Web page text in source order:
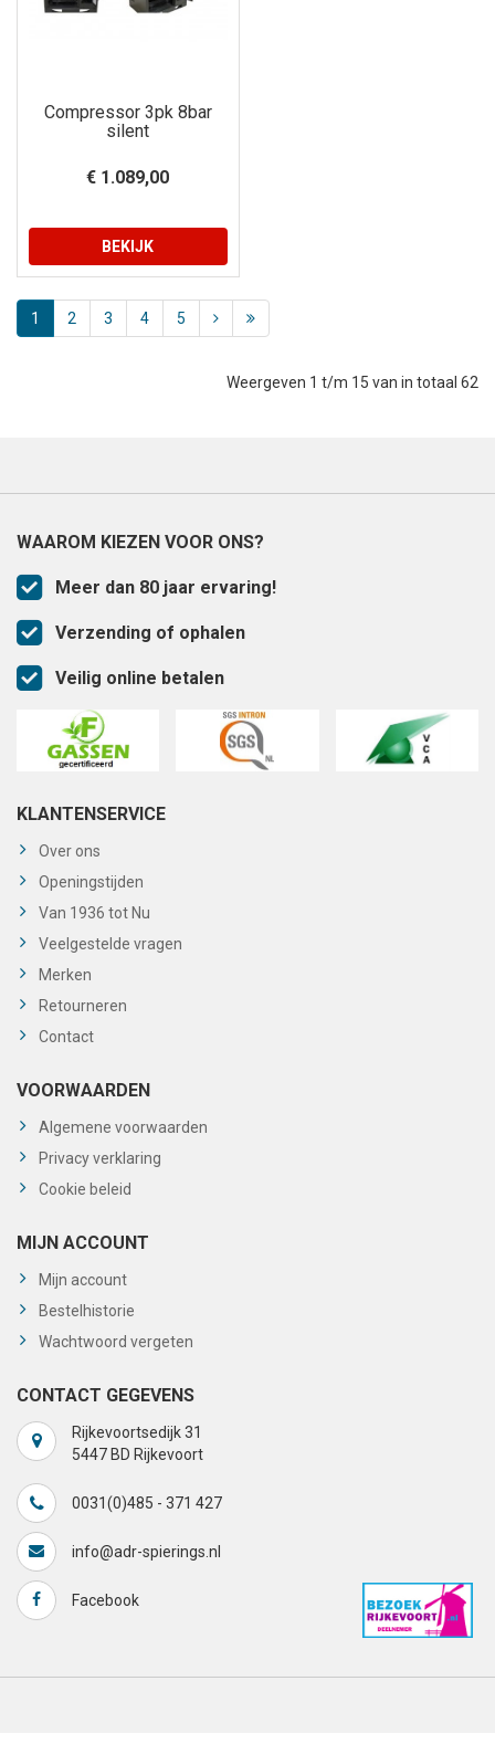
Compressor 3pk 8bar
silent
€ 1.089,00
BEKIJK
1 2 3 4 5
Weergeven 1 t/m 15 van in totaal 62
WAAROM KIEZEN VOOR ONS?
Meer dan 80 jaar ervaring!
Verzending of ophalen
Veilig online betalen
KLANTENSERVICE
Over ons
Openingstijden
Van 1936 tot Nu
Veelgestelde vragen
Merken
Retourneren
Contact
VOORWAARDEN
Algemene voorwaarden
Privacy verklaring
Cookie beleid
MIJN ACCOUNT
Mijn account
Bestelhistorie
Wachtwoord vergeten
CONTACT GEGEVENS
Rijkevoortsedijk 31
5447 BD Rijkevoort
0031(0)485 - 371 427
info@adr-spierings.nl
Facebook